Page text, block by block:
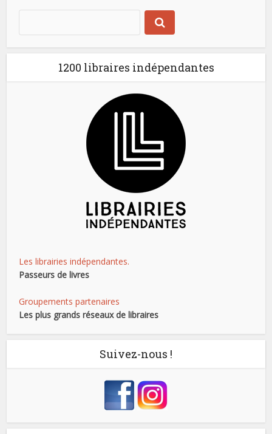
1200 libraires indépendantes
Les librairies indépendantes.
Passeurs de livres
Groupements partenaires
Les plus grands réseaux de libraires
Suivez-nous !